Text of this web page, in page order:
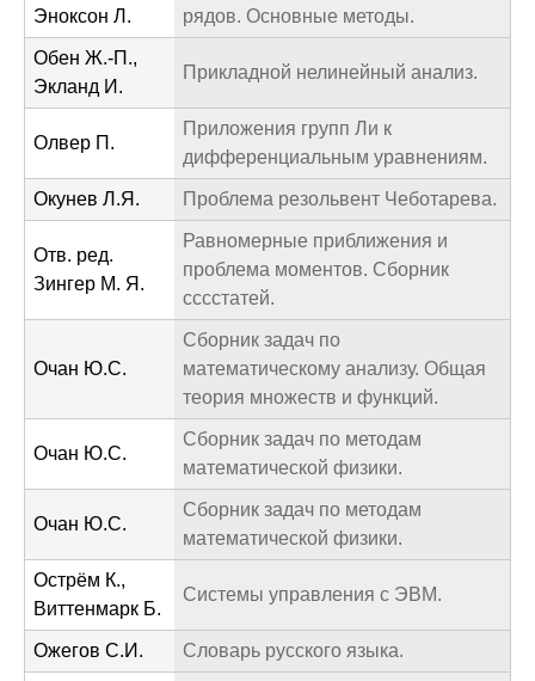
Эноксон Л.
рядов. Основные методы.
Обен Ж.-П.,
Экланд И.
Прикладной нелинейный анализ.
Олвер П.
Приложения групп Ли к
дифференциальным уравнениям.
Окунев Л.Я. Проблема резольвент Чеботарева.
Отв. ред.
Зингер М. Я.
Равномерные приближения и
проблема моментов. Сборник
сссстатей.
Очан Ю.С.
Сборник задач по
математическому анализу. Общая
теория множеств и функций.
Очан Ю.С.
Сборник задач по методам
математической физики.
Очан Ю.С.
Сборник задач по методам
математической физики.
Острём К.,
Виттенмарк Б.
Системы управления с ЭВМ.
Ожегов С.И. Словарь русского языка.